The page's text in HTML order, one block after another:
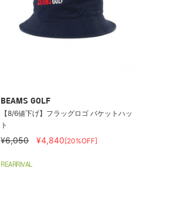
BEAMS GOLF
【8/6値下げ】フラッグロゴ バケットハッ
ト
¥6,050 ¥4,840[20%OFF]
REARRIVAL